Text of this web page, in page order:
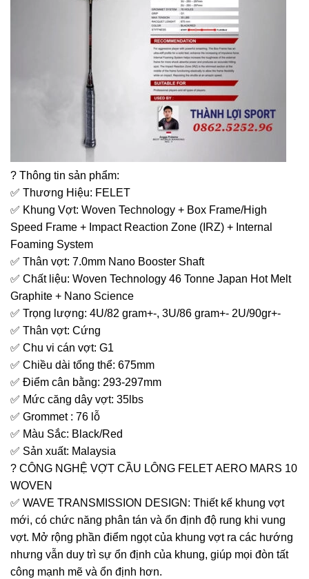
? Thông tin sản phẩm:
✅ Thương Hiệu: FELET
✅ Khung Vợt: Woven Technology + Box Frame/High
Speed Frame + Impact Reaction Zone (IRZ) + Internal
Foaming System
✅ Thân vợt: 7.0mm Nano Booster Shaft
✅ Chất liệu: Woven Technology 46 Tonne Japan Hot Melt
Graphite + Nano Science
✅ Trọng lượng: 4U/82 gram+-, 3U/86 gram+- 2U/90gr+-
✅ Thân vợt: Cứng
✅ Chu vi cán vợt: G1
✅ Chiều dài tổng thể: 675mm
✅ Điểm cân bằng: 293-297mm
✅ Mức căng dây vợt: 35lbs
✅ Grommet : 76 lỗ
✅ Màu Sắc: Black/Red
✅ Sản xuất: Malaysia
? CÔNG NGHỆ VỢT CẦU LÔNG FELET AERO MARS 10
WOVEN
✅ WAVE TRANSMISSION DESIGN: Thiết kế khung vợt
mới, có chức năng phân tán và ổn định độ rung khi vung
vợt. Mở rộng phần điểm ngọt của khung vợt ra các hướng
nhưng vẫn duy trì sự ổn định của khung, giúp mọi đòn tất
công mạnh mẽ và ổn định hơn.